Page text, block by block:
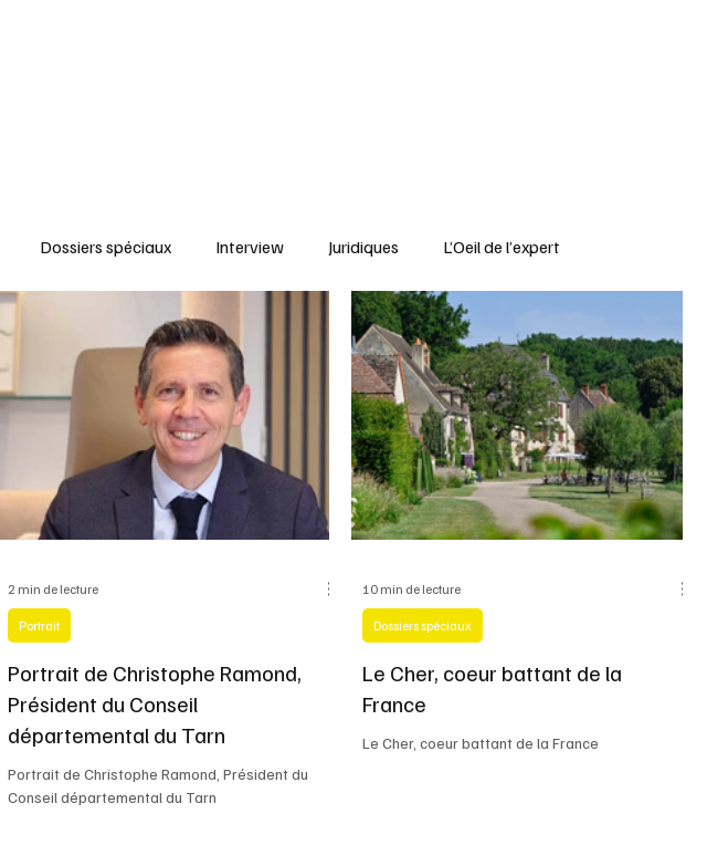
Dossiers spéciaux Interview Juridiques L’Oeil de l’expert
Article à la UNE Kiosque IFBLF Coq d'Or - IFBLF Cher
santé IA Santé & Numérique livres
Portrait de Christophe Ramond,
Président du Conseil
départemental du Tarn
Portrait de Christophe Ramond, Président du
Conseil départemental du Tarn
Portrait
2 min de lecture
Le Cher, coeur battant de la
France
Le Cher, coeur battant de la France
Dossiers spéciaux
10 min de lecture